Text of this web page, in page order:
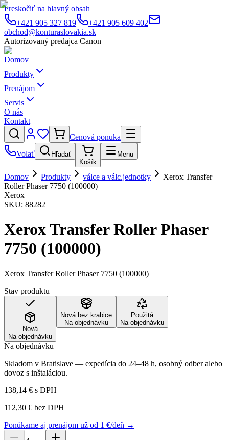
Preskočiť na hlavný obsah
+421 905 327 819
+421 905 609 402
obchod@konturaslovakia.sk
Autorizovaný predajca Canon
Domov
Produkty
Prenájom
Servis
O nás
Kontakt
Cenová ponuka
Volať
Hľadať
Košík
Menu
Domov Produkty válce a válc.jednotky
Xerox Transfer
Roller Phaser 7750 (100000)
Xerox
SKU: 88282
Xerox Transfer Roller Phaser
7750 (100000)
Xerox Transfer Roller Phaser 7750 (100000)
Stav produktu
Nová
Na objednávku
Nová bez krabice
Na objednávku
Použitá
Na objednávku
Na objednávku
Skladom v Bratislave — expedícia do 24–48 h, osobný odber alebo
dovoz s inštaláciou.
138,14 € s DPH
112,30 € bez DPH
Ponúkame aj prenájom už od 1 €/deň →